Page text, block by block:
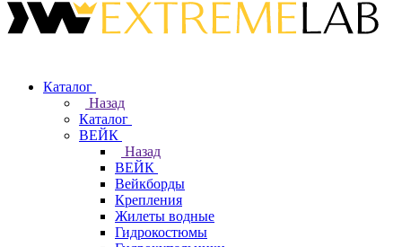
Каталог
Назад
Каталог
ВЕЙК
Назад
ВЕЙК
Вейкборды
Крепления
Жилеты водные
Гидрокостюмы